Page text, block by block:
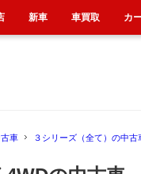
車 ３シリーズ（全て）の中古
新車 車買取 カ